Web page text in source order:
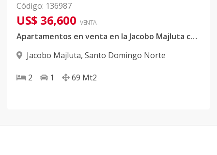
Código: 136987
US$ 36,600 VENTA
Apartamentos en venta en la Jacobo Majluta con BONO
Jacobo Majluta, Santo Domingo Norte
2 1 69 Mt2